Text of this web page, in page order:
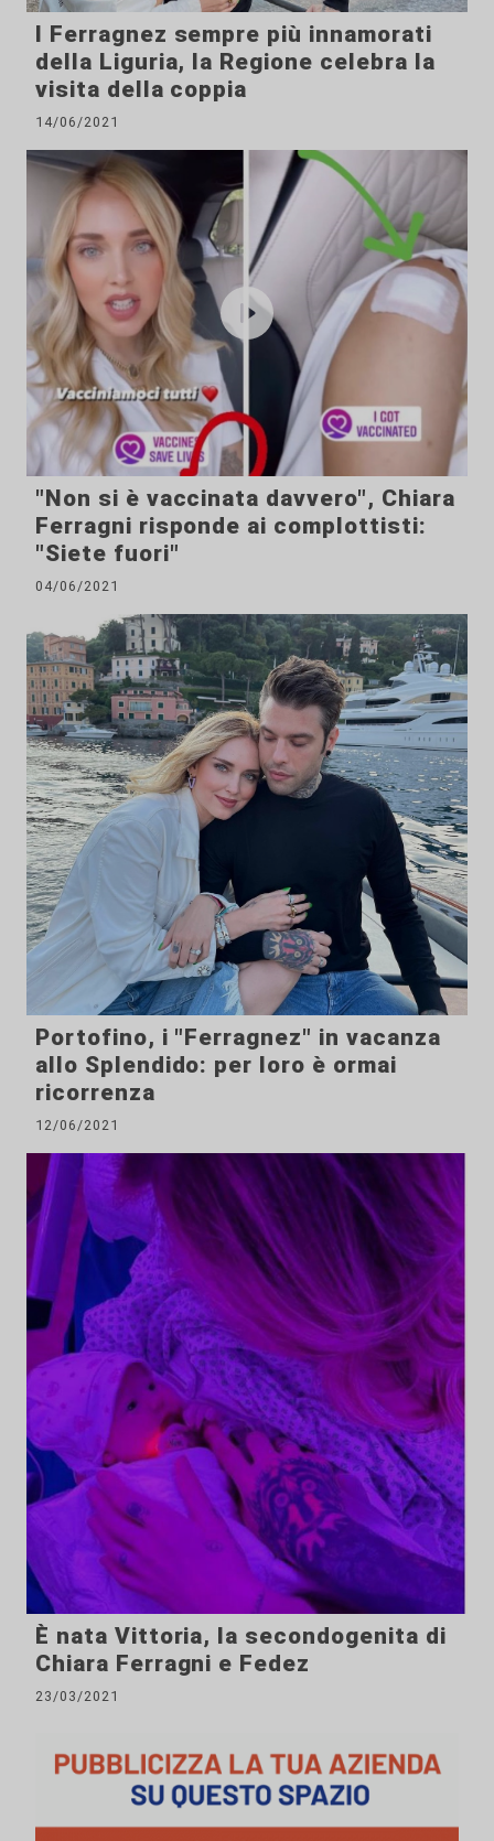
I Ferragnez sempre più innamorati
della Liguria, la Regione celebra la
visita della coppia
14/06/2021
"Non si è vaccinata davvero", Chiara
Ferragni risponde ai complottisti:
"Siete fuori"
04/06/2021
Portofino, i "Ferragnez" in vacanza
allo Splendido: per loro è ormai
ricorrenza
12/06/2021
È nata Vittoria, la secondogenita di
Chiara Ferragni e Fedez
23/03/2021